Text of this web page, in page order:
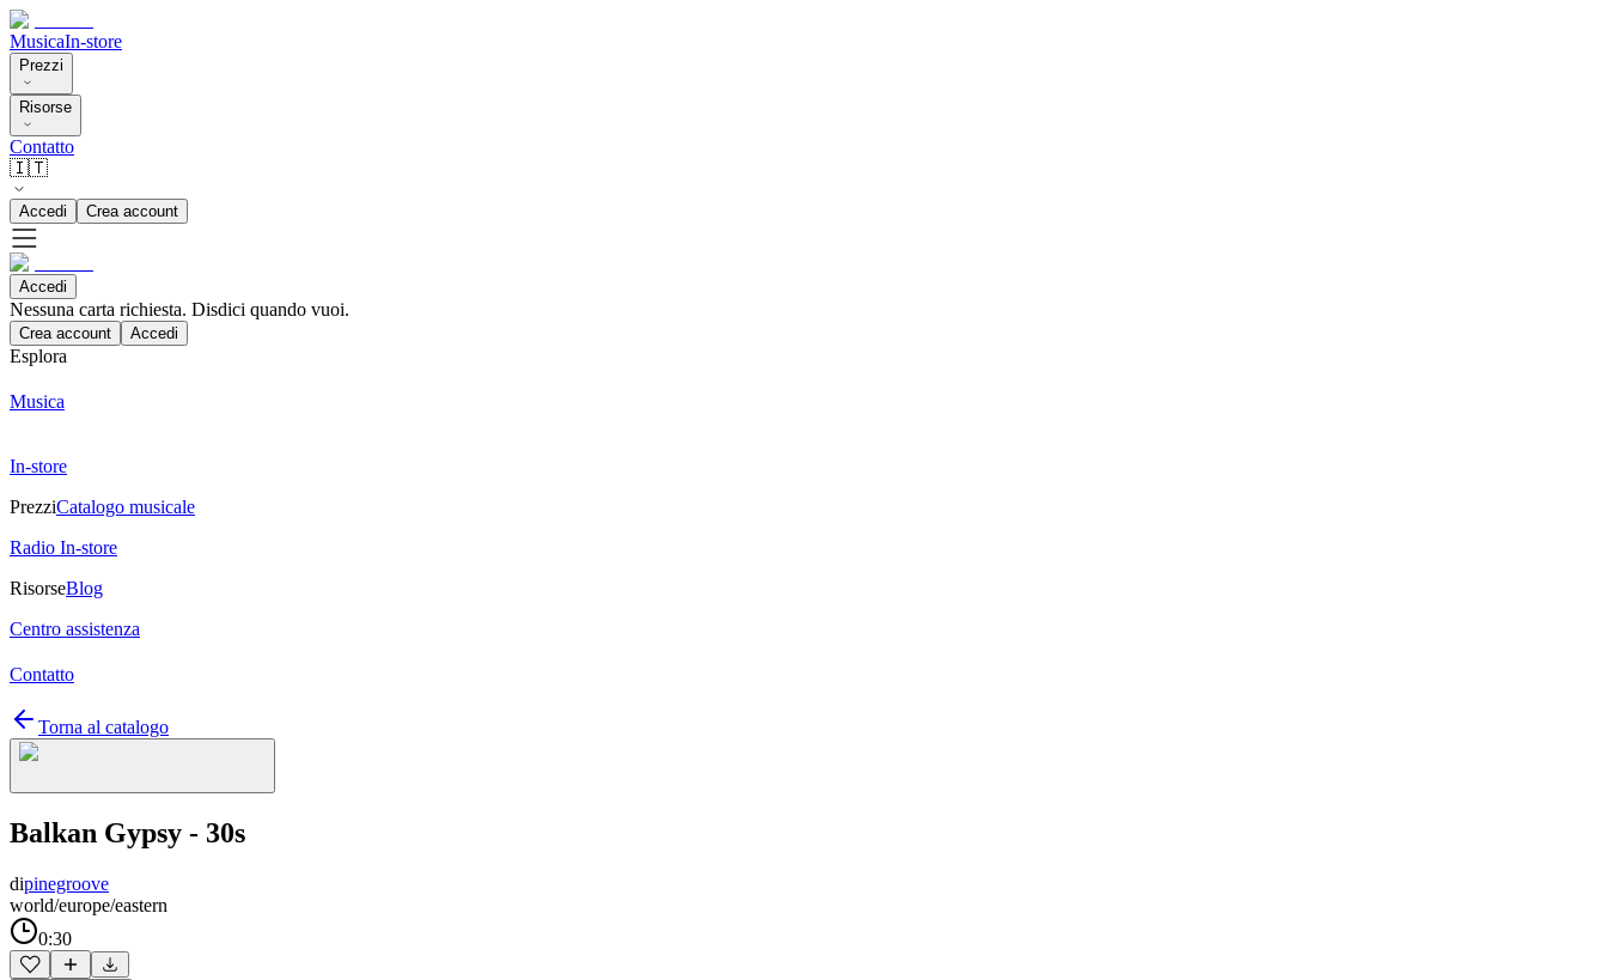
MusicaIn-store
Prezzi
Risorse
Contatto
🇮🇹
Accedi Crea account
Accedi
Nessuna carta richiesta. Disdici quando vuoi.
Crea account Accedi
Esplora
Musica
In-store
PrezziCatalogo musicale
Radio In-store
RisorseBlog
Centro assistenza
Contatto
Torna al catalogo
Balkan Gypsy - 30s
dipinegroove
world/europe/eastern
0:30